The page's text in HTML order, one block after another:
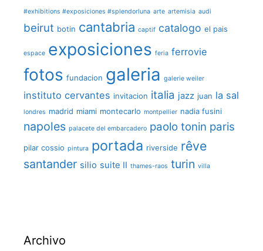
#exhibitions #exposiciones #splendorluna arte artemisia audi
beirut botin cantabria captif catalogo el pais
espace exposiciones feria ferrovie
fotos fundacion galeria galerie weiler
instituto cervantes invitacion italia jazz juan la sal
londres madrid miami montecarlo montpellier nadia fusini
napoles palacete del embarcadero paolo tonin paris
pilar cossio pintura portada riverside rêve
santander silio suite II thames-raos turin villa
Archivo